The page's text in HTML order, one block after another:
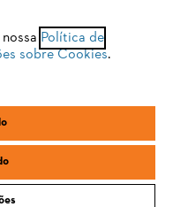
de Dados
chrome
edge
Política de
sobre Cookies.